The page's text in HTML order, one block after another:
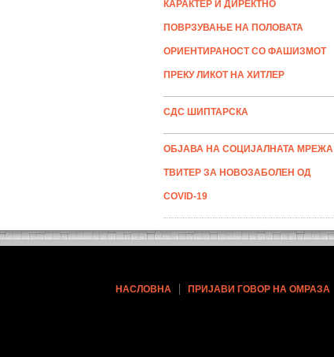
КАРАКТЕР И ДИРЕКТНО
ПОВРЗУВАЊЕ НА ПОЛОВАТА
ОРИЕНТИРАНОСТ СО ФАШИЗМОТ
ПРЕКУ ЛИКОТ НА ХИТЛЕР
СДС ШИПТАРСКА
ОБЈАВА НА СОЦИЈАЛНАТА МРЕЖА
ТВИТЕР ЗА НОВОЗАБОЛЕН ОД
COVID-19
НАСЛОВНА ПРИЈАВИ ГОВОР НА ОМРАЗА